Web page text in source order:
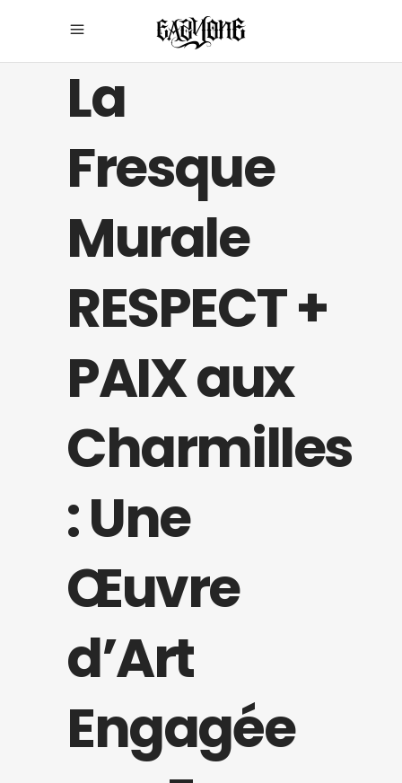
La
Fresque
Murale
RESPECT +
PAIX aux
Charmilles
: Une
Œuvre
d’Art
Engagée